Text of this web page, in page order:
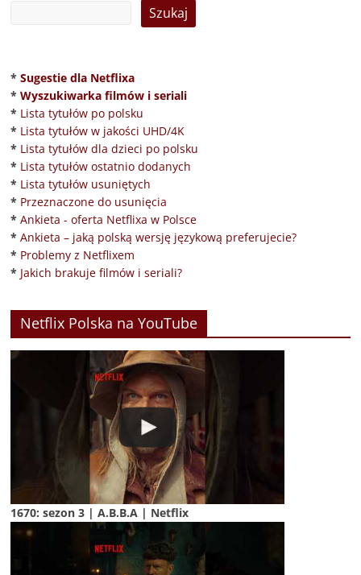
* Sugestie dla Netflixa
* Wyszukiwarka filmów i seriali
* Lista tytułów po polsku
* Lista tytułów w jakości UHD/4K
* Lista tytułów dla dzieci po polsku
* Lista tytułów ostatnio dodanych
* Lista tytułów usuniętych
* Przeznaczone do usunięcia
* Ankieta - oferta Netflixa w Polsce
* Ankieta – jaką polską wersję językową preferujecie?
* Problemy z Netflixem
* Jakich brakuje filmów i seriali?
Netflix Polska na YouTube
1670: sezon 3 | A.B.B.A | Netflix